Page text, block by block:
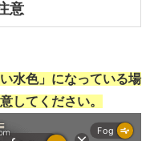
意
水色」になっている場
してください。